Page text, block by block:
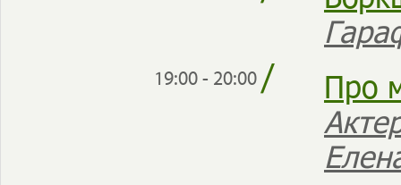
19:00 - 20:00/
Про